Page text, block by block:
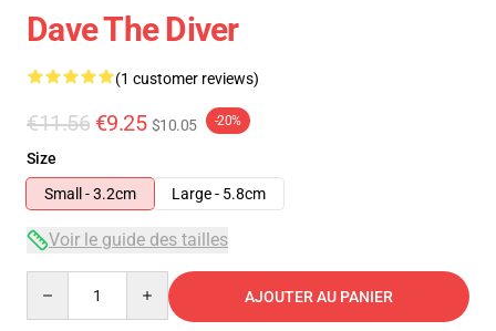
Dave The Diver
(1 customer reviews)
€11.56 €9.25 $10.05 -20%
Size
Small - 3.2cm
Large - 5.8cm
Voir le guide des tailles
AJOUTER AU PANIER